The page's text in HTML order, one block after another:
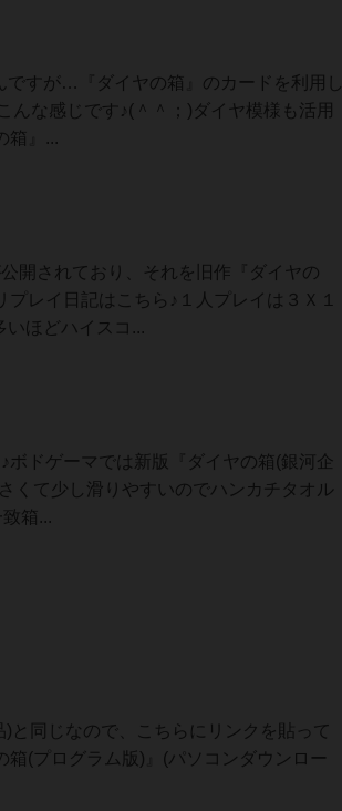
ですが…『ダイヤの箱』のカードを利用し
んな感じです♪(＾＾；)ダイヤ模様も活用
箱』...
開されており、それを旧作『ダイヤの
レイ日記はこちら♪１人プレイは３Ｘ１
いほどハイスコ...
ドゲーマでは新版『ダイヤの箱(銀河企
くて少し滑りやすいのでハンカチタオル
箱...
と同じなので、こちらにリンクを貼って
(プログラム版)』(パソコンダウンロー